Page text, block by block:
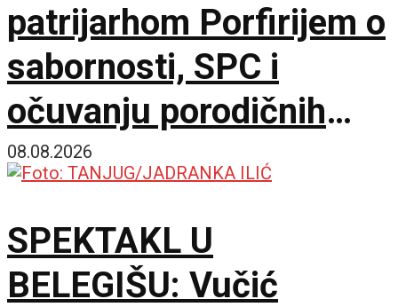
patrijarhom Porfirijem o
sabornosti, SPC i
očuvanju porodičnih
vrednosti
08.08.2026
SPEKTAKL U
BELEGIŠU: Vučić